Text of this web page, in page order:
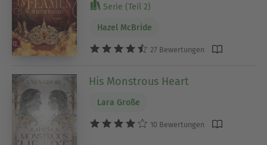
Serie (Teil 2)
Hazel McBride
27 Bewertungen
His Monstrous Heart
Lara Große
10 Bewertungen